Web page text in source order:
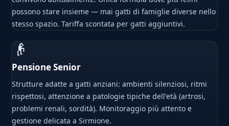
possono stare insieme — mai gatti di famiglie diverse nello
stesso spazio. Tariffa scontata per gatti aggiuntivi.
👴
Pensione Senior
Strutture adatte a gatti anziani: ambienti silenziosi, ritmi
rispettosi, attenzione a patologie tipiche dell'età (artrosi,
problemi renali, sordità). Monitoraggio più attento e
gestione delicata a Sirmione.